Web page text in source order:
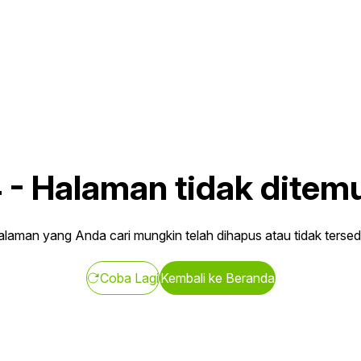
- Halaman tidak
yang Anda cari mungkin telah dihapus atau tidak
Coba LagiKembali ke Beranda